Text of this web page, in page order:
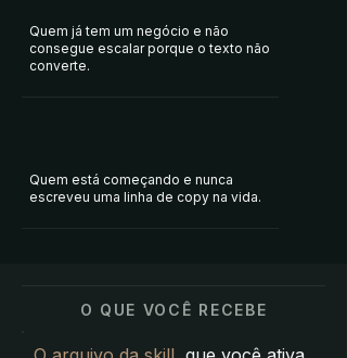
Quem já tem um negócio e não
consegue escalar porque o texto não
converte.
Quem está começando e nunca
escreveu uma linha de copy na vida.
O QUE VOCÊ RECEBE